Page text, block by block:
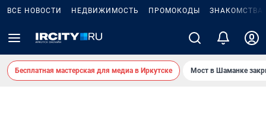
ВСЕ НОВОСТИ НЕДВИЖИМОСТЬ ПРОМОКОДЫ ЗНАКОМСТВА
Бесплатная мастерская для медиа в Иркутске Мост в Шаманке